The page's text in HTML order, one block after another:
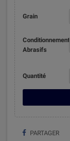
Grain
Conditionnement
Abrasifs
Quantité
PARTAGER